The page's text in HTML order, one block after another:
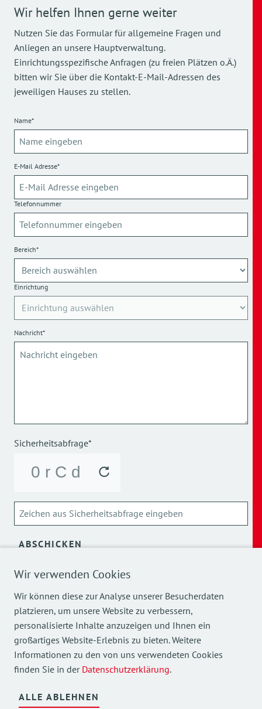
Wir verwenden Cookies
Wir können diese zur Analyse unserer Besucherdaten
platzieren, um unsere Website zu verbessern,
personalisierte Inhalte anzuzeigen und Ihnen ein
großartiges Website-Erlebnis zu bieten. Weitere
Informationen zu den von uns verwendeten Cookies
finden Sie in der Datenschutzerklärung.
ALLE ABLEHNEN
Wir helfen Ihnen gerne weiter
Nutzen Sie das Formular für allgemeine Fragen und
Anliegen an unsere Hauptverwaltung.
Einrichtungsspezifische Anfragen (zu freien Plätzen o.Ä.)
bitten wir Sie über die Kontakt-E-Mail-Adressen des
jeweiligen Hauses zu stellen.
Name*
E-Mail Adresse*
Telefonnummer
Bereich*
Einrichtung
Nachricht*
Sicherheitsabfrage*
ABSCHICKEN
Über die Verarbeitung meiner personenbezogenen Daten
Mehr Einblicke in unsere Arbeit finden Sie auch auf
unseren Social Media Kanälen.